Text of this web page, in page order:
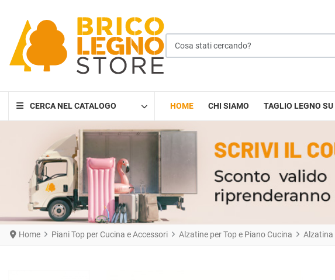
CERCA NEL CATALOGO HOME CHI SIAMO TAGLIO LEGNO
Home Piani Top per Cucina e Accessori Alzatine per Top e Piano Cucina Alzatina